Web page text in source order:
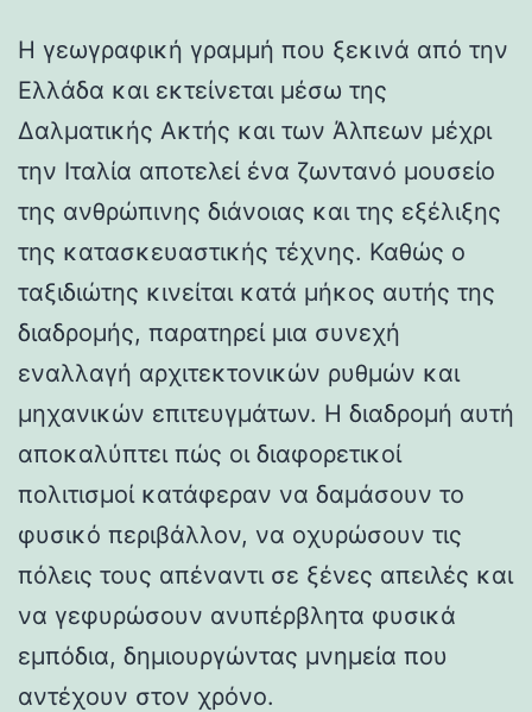
Η γεωγραφική γραμμή που ξεκινά από την
Ελλάδα και εκτείνεται μέσω της
Δαλματικής Ακτής και των Άλπεων μέχρι
την Ιταλία αποτελεί ένα ζωντανό μουσείο
της ανθρώπινης διάνοιας και της εξέλιξης
της κατασκευαστικής τέχνης. Καθώς ο
ταξιδιώτης κινείται κατά μήκος αυτής της
διαδρομής, παρατηρεί μια συνεχή
εναλλαγή αρχιτεκτονικών ρυθμών και
μηχανικών επιτευγμάτων. Η διαδρομή αυτή
αποκαλύπτει πώς οι διαφορετικοί
πολιτισμοί κατάφεραν να δαμάσουν το
φυσικό περιβάλλον, να οχυρώσουν τις
πόλεις τους απέναντι σε ξένες απειλές και
να γεφυρώσουν ανυπέρβλητα φυσικά
εμπόδια, δημιουργώντας μνημεία που
αντέχουν στον χρόνο.